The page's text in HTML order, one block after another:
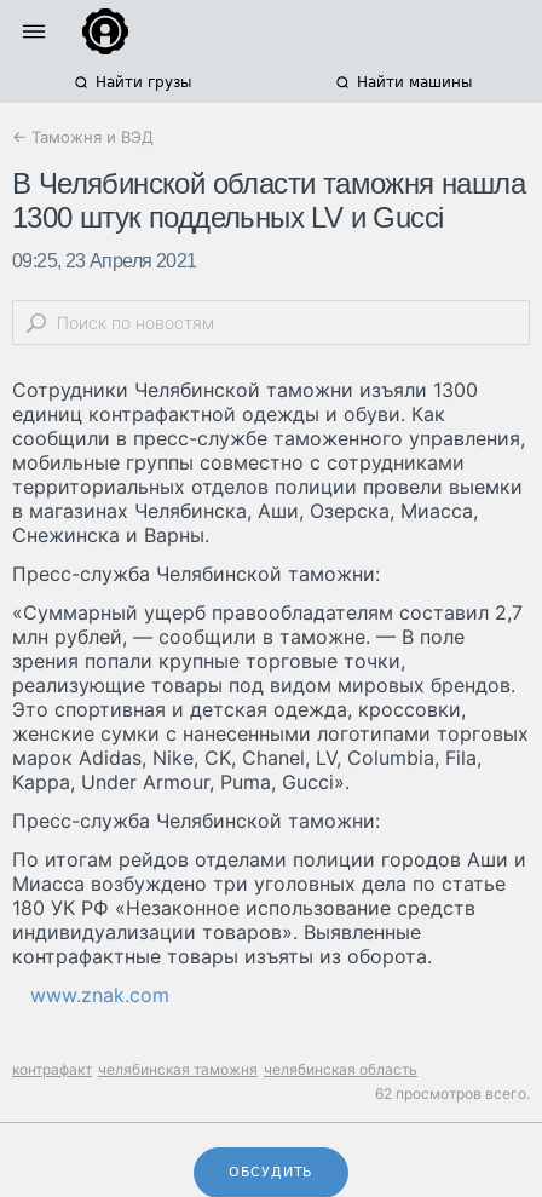
Найти грузы Найти машины
← Таможня и ВЭД
В Челябинской области таможня нашла
1300 штук поддельных LV и Gucci
09:25, 23 Апреля 2021
Сотрудники Челябинской таможни изъяли 1300
единиц контрафактной одежды и обуви. Как
сообщили в пресс-службе таможенного управления,
мобильные группы совместно с сотрудниками
территориальных отделов полиции провели выемки
в магазинах Челябинска, Аши, Озерска, Миасса,
Снежинска и Варны.
Пресс-служба Челябинской таможни:
«Суммарный ущерб правообладателям составил 2,7
млн рублей, — сообщили в таможне. — В поле
зрения попали крупные торговые точки,
реализующие товары под видом мировых брендов.
Это спортивная и детская одежда, кроссовки,
женские сумки с нанесенными логотипами торговых
марок Adidas, Nike, CK, Chanel, LV, Columbia, Fila,
Kappa, Under Armour, Puma, Gucci».
Пресс-служба Челябинской таможни:
По итогам рейдов отделами полиции городов Аши и
Миасса возбуждено три уголовных дела по статье
180 УК РФ «Незаконное использование средств
индивидуализации товаров». Выявленные
контрафактные товары изъяты из оборота.
www.znak.com
контрафакт челябинская таможня челябинская область
62 просмотров всего.
ОБСУДИТЬ